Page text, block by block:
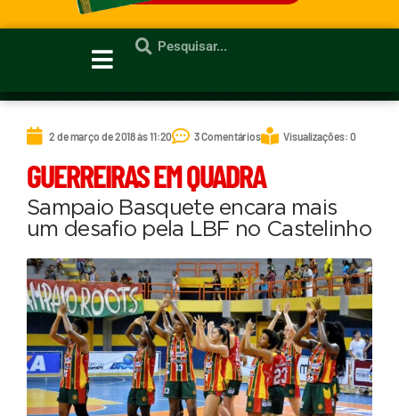
2 de março de 2018 às 11:20 3 Comentários Visualizações: 0
GUERREIRAS EM QUADRA
Sampaio Basquete encara mais
um desafio pela LBF no Castelinho